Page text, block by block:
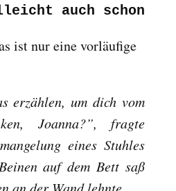
auch schon
ist nur eine vorläufige
erzählen, um dich vom
Joanna?”, fragte
eines Stuhles
auf dem Bett saß